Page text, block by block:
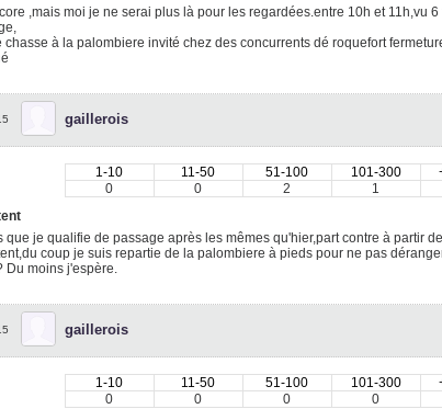
,mais moi je ne serai plus là pour les regardées.entre 10h et 11h,vu
chasse à la palombiere invité chez des concurrents dé roquefort
gaillerois
1-10 11-50 51-100 101-300
0
0 2 1
que je qualifie de passage après les mêmes qu'hier,part contre à partir
coup je suis repartie de la palombiere à pieds pour ne pas
Du moins j'espère.
gaillerois
1-10 11-50 51-100 101-300
0
0 0 0